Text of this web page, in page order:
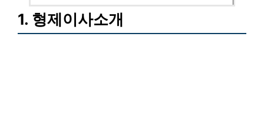
1. 형제이사소개